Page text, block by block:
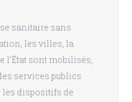
sanitaire sans
les villes, la
l’État sont mobilisés,
services publics
les dispositifs de